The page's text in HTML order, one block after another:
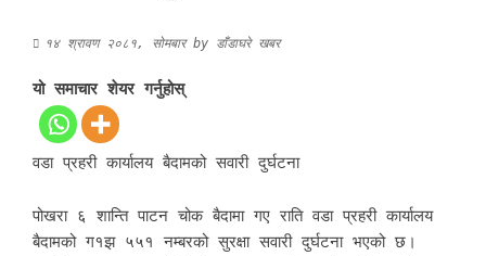
१४ श्रावण २०८१, सोमबारby डाँडाघरे खबर
यो समाचार शेयर गर्नुहोस्
वडा प्रहरी कार्यालय बैदामको सवारी दुर्घटना
पोखरा ६ शान्ति पाटन चोक बैदामा गए राति वडा प्रहरी कार्यालय
बैदामको ग१झ ५५१ नम्बरको सुरक्षा सवारी दुर्घटना भएको छ।